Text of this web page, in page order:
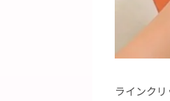
ラインク